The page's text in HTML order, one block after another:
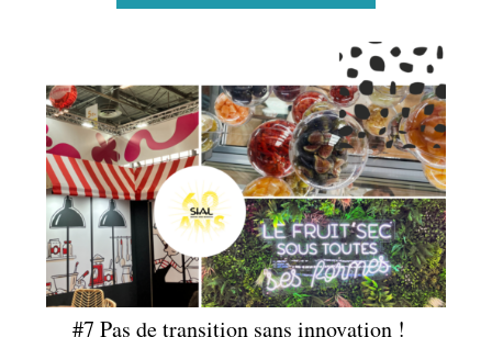
#7 Pas de transition sans innovation !